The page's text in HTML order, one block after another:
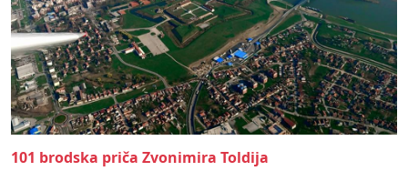
101 brodska priča Zvonimira Toldija